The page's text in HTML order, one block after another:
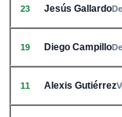
23 Jesús Gallardo
19 Diego Campillo
11 Alexis Gutiérrez